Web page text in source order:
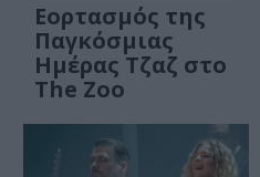
Εορτασμός της
Παγκόσμιας
Ημέρας Τζαζ στο
The Zoo